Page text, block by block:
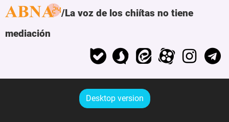
La voz de los chiítas no tiene
mediación
Desktop version